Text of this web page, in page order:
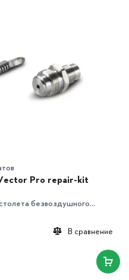
Pro repair-kit
безвоздушного...
В сравнение